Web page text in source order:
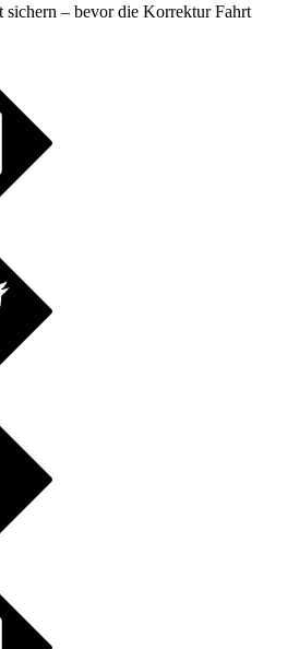
sichern – bevor die Korrektur Fahrt